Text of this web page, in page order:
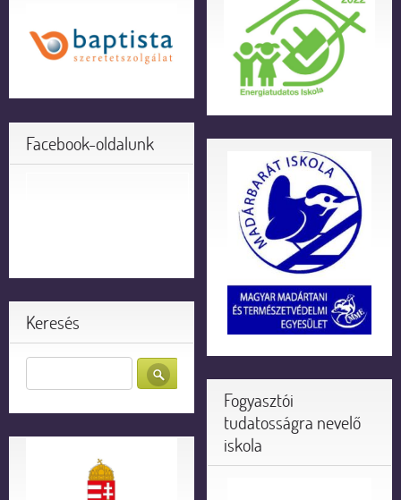
Facebook-oldalunk
Keresés
Fogyasztói
tudatosságra nevelő
iskola